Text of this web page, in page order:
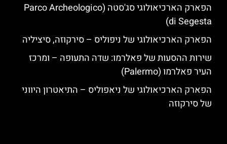
הפארק הארכיאולוגי סג'סטה (Parco Archeologico
di Segesta)
הפארק הארכיאולוגי של ניפוליס – סירקוזה, סיציליה
שירות ההסעות של פאלרמו: שדה התעופה – ומרכז
העיר פאלרמו (Palermo)
הפארק הארכיאולוגי של ניאפוליס – התיאטרון היווני
של סירקוזה